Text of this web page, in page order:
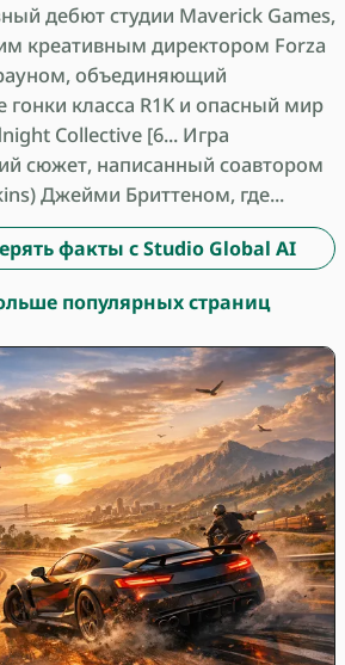
дебют студии Maverick Games,
креативным директором Forza
объединяющий
класса R1K и опасный мир
Collective [6... Игра
сюжет, написанный соавтором
Джейми Бриттеном, где...
факты с Studio Global AI
популярных страниц